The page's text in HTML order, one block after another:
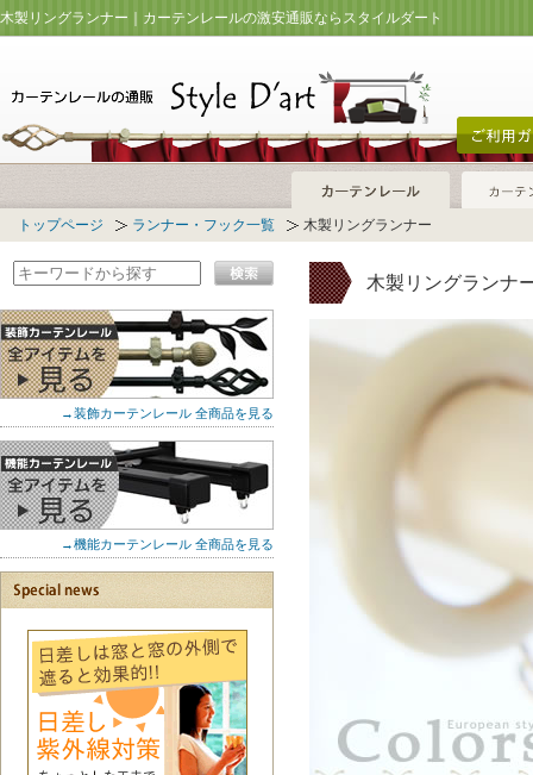
木製リングランナー｜カーテンレールの激安通販ならスタイルダート
トップページ ランナー・フック一覧 木製リングランナー
木製リングランナ
→装飾カーテンレール 全商品を見る
→機能カーテンレール 全商品を見る